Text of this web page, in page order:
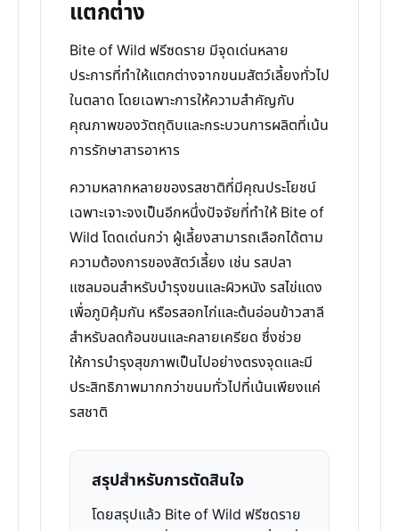
แตกต่าง
Bite of Wild ฟรีซดราย มีจุดเด่นหลาย
ประการที่ทำให้แตกต่างจากขนมสัตว์เลี้ยงทั่วไป
ในตลาด โดยเฉพาะการให้ความสำคัญกับ
คุณภาพของวัตถุดิบและกระบวนการผลิตที่เน้น
การรักษาสารอาหาร
ความหลากหลายของรสชาติที่มีคุณประโยชน์
เฉพาะเจาะจงเป็นอีกหนึ่งปัจจัยที่ทำให้ Bite of
Wild โดดเด่นกว่า ผู้เลี้ยงสามารถเลือกได้ตาม
ความต้องการของสัตว์เลี้ยง เช่น รสปลา
แซลมอนสำหรับบำรุงขนและผิวหนัง รสไข่แดง
เพื่อภูมิคุ้มกัน หรือรสอกไก่และต้นอ่อนข้าวสาลี
สำหรับลดก้อนขนและคลายเครียด ซึ่งช่วย
ให้การบำรุงสุขภาพเป็นไปอย่างตรงจุดและมี
ประสิทธิภาพมากกว่าขนมทั่วไปที่เน้นเพียงแค่
รสชาติ
สรุปสำหรับการตัดสินใจ
โดยสรุปแล้ว Bite of Wild ฟรีซดราย